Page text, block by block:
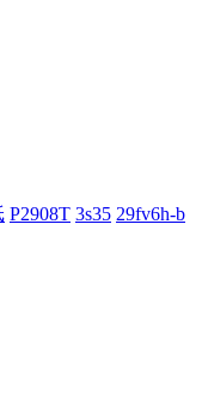
P2908T 3s35 29fv6h-b